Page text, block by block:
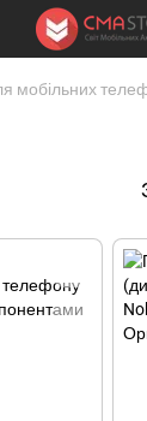
мобільних